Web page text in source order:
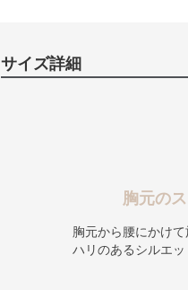
サイズ詳細
胸元の
胸元から腰にかけ
ハリのあるシルエッ